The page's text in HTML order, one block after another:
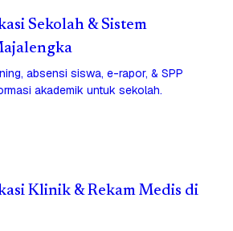
Sekolah & Sistem
absensi siswa, e-rapor, & SPP
akademik untuk sekolah.
Klinik & Rekam Medis di